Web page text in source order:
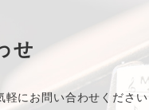
せ
軽にお問い合わせくださ